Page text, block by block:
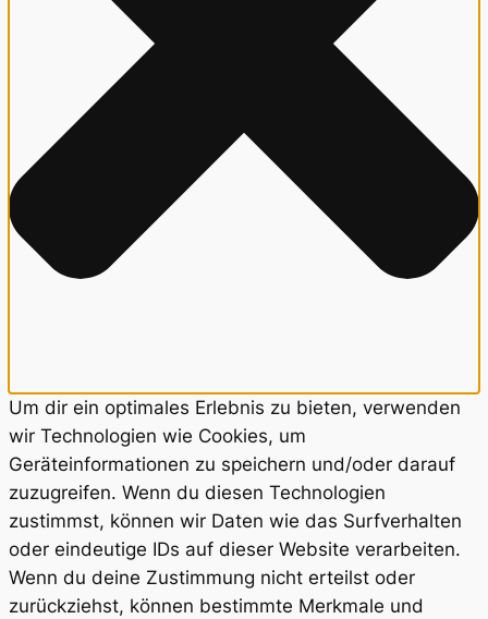
Um dir ein optimales Erlebnis zu bieten, verwenden
wir Technologien wie Cookies, um
Geräteinformationen zu speichern und/oder darauf
zuzugreifen. Wenn du diesen Technologien
zustimmst, können wir Daten wie das Surfverhalten
oder eindeutige IDs auf dieser Website verarbeiten.
Wenn du deine Zustimmung nicht erteilst oder
zurückziehst, können bestimmte Merkmale und